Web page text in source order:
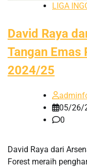
LIGA
David Raya
Tangan Emas
2024/25
05/26/
0
David Raya dari
Forest meraih